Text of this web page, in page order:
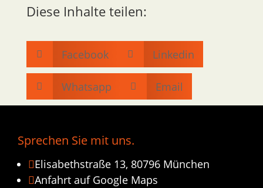
Diese Inhalte teilen:
 Facebook  Linkedin
 Whatsapp  Email
Sprechen Sie mit uns.
Elisabethstraße 13, 80796 München
Anfahrt auf Google Maps